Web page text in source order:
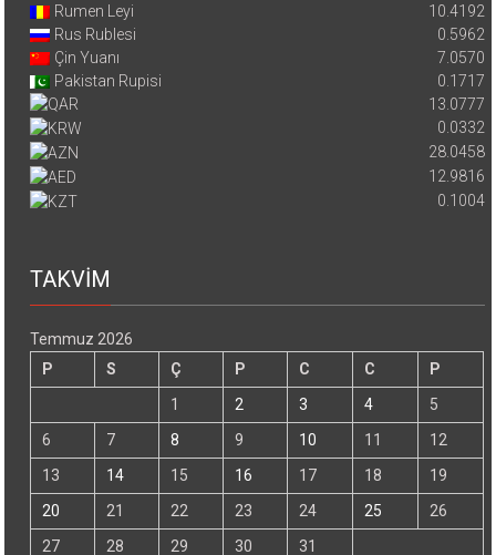
Rumen Leyi
10.4192
Rus Rublesi
0.5962
Çin Yuanı
7.0570
Pakistan Rupisi
0.1717
13.0777
0.0332
28.0458
12.9816
0.1004
TAKVİM
Temmuz 2026
P
S Ç P C C
P
1
2 3 4
5
6
7 8 9 10 11
12
13
14 15 16 17 18
19
20
21 22 23 24 25
26
27
28 29 30 31